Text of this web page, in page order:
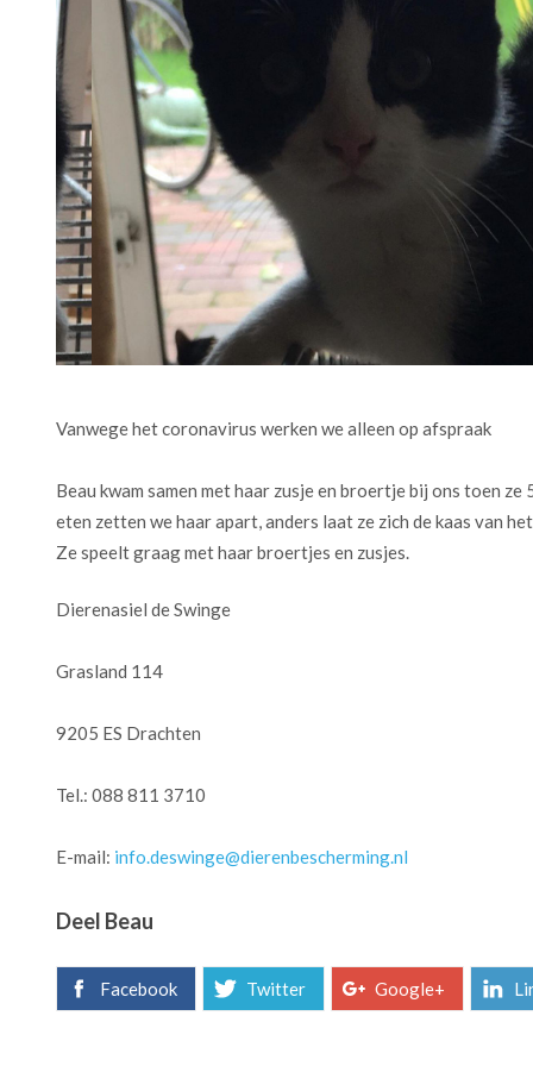
Vanwege het coronavirus werken we alleen op afspraak
Beau kwam samen met haar zusje en broertje bij ons toen
eten zetten we haar apart, anders laat ze zich de kaas van
Ze speelt graag met haar broertjes en zusjes.
Dierenasiel de Swinge
Grasland 114
9205 ES Drachten
Tel.: 088 811 3710
E-mail: info.deswinge@dierenbescherming.nl
Deel Beau
Facebook Twitter Google+